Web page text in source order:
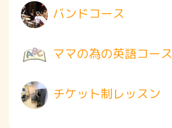
バンドコース
ママの為の英語コース
チケット制レッスン